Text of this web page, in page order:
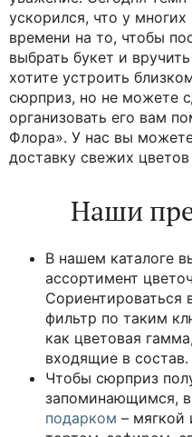
ускорился, что у
времени на то, чтобы
выбрать букет и
хотите устроить
сюрприз, но не можете
организовать его вам
Флора». У нас вы
доставку свежих цветов
Наши
В нашем каталоге
ассортимент
фильтр по таким
как цветовая
входящие в состав.
Чтобы сюрприз
запоминающимся,
подарком – мягкой